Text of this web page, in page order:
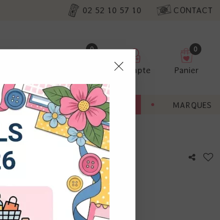
02 52 10 57 10 CONTACT
0
Compte
0
Panier
BONNES AFFAIRES MARQUES
avis !
nos
non
Vous
à droite